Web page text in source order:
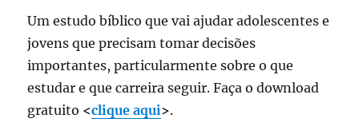
Um estudo bíblico que vai ajudar adolescentes e
jovens que precisam tomar decisões
importantes, particularmente sobre o que
estudar e que carreira seguir. Faça o download
gratuito <clique aqui>.